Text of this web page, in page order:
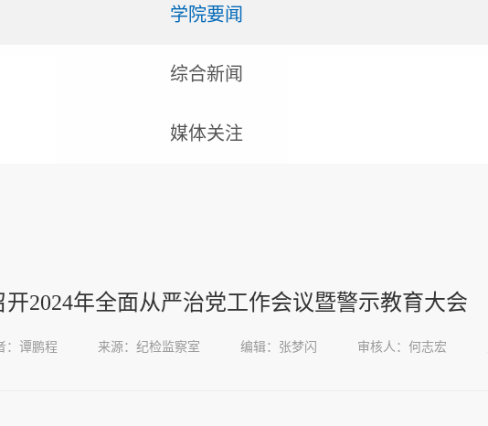
学院要闻
综合新闻
媒体关注
开2024年全面从严治党工作会议暨警示教育大会
：谭鹏程 来源：纪检监察室 编辑：张梦闪 审核人：何志宏